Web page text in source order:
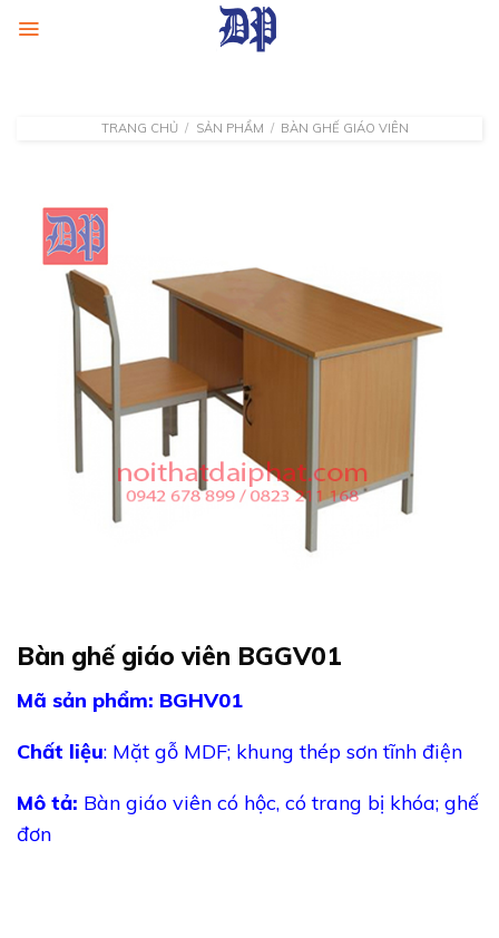
TRANG CHỦ / SẢN PHẨM / BÀN GHẾ GIÁO VIÊN
Bàn ghế giáo viên BGGV01
Mã sản phẩm: BGHV01
Chất liệu: Mặt gỗ MDF; khung thép sơn tĩnh điện
Mô tả: Bàn giáo viên có hộc, có trang bị khóa; ghế
đơn